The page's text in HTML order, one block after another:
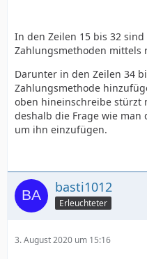
In den Zeilen 15 bis 32
Zahlungsmethoden mittels
Darunter in den Zeilen 34
Zahlungsmethode
oben hineinschreibe stürzt
deshalb die Frage wie man
um ihn einzufügen.
basti1012
Erleuchteter
3. August 2020 um 15:16